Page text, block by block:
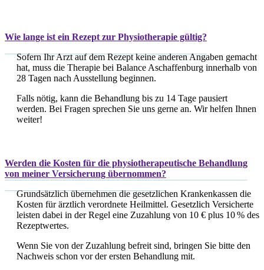
Wie lange ist ein Rezept zur Physiotherapie gültig?
Sofern Ihr Arzt auf dem Rezept keine anderen Angaben gemacht
hat, muss die Therapie bei Balance Aschaffenburg innerhalb von
28 Tagen nach Ausstellung beginnen.
Falls nötig, kann die Behandlung bis zu 14 Tage pausiert
werden. Bei Fragen sprechen Sie uns gerne an. Wir helfen Ihnen
weiter!
Werden die Kosten für die physiotherapeutische Behandlung
von meiner Versicherung übernommen?
Grundsätzlich übernehmen die gesetzlichen Krankenkassen die
Kosten für ärztlich verordnete Heilmittel. Gesetzlich Versicherte
leisten dabei in der Regel eine Zuzahlung von 10 € plus 10 % des
Rezeptwertes.
Wenn Sie von der Zuzahlung befreit sind, bringen Sie bitte den
Nachweis schon vor der ersten Behandlung mit.